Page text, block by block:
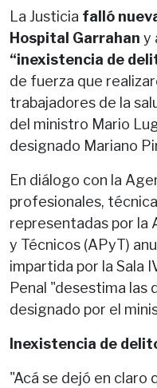
La Justicia falló
Hospital Garrahan y
“inexistencia de
de fuerza que
trabajadores de la
del ministro Mario
designado Mariano
En diálogo con la
profesionales,
representadas por la
y Técnicos (APyT)
impartida por la Sala
Penal "desestima las
designado por el
Inexistencia de
"Acá se dejó en claro